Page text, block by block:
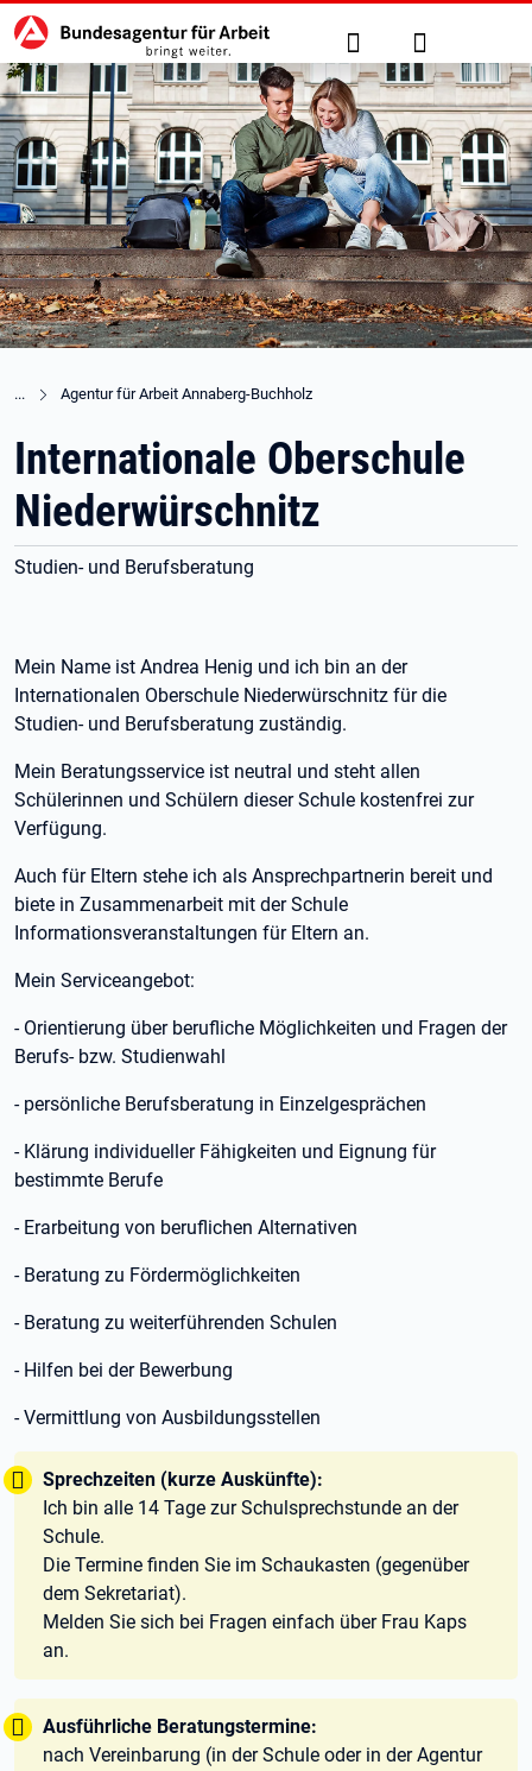
zu den Hauptinhalten springen
Hauptnavigation Suche Anmelden
Agentur für Arbeit Annaberg-Buchholz
Internationale Oberschule
Niederwürschnitz
Studien- und Berufsberatung
Mein Name ist Andrea Henig und ich bin an der
Internationalen Oberschule Niederwürschnitz für die
Studien- und Berufsberatung zuständig.
Mein Beratungsservice ist neutral und steht allen
Schülerinnen und Schülern dieser Schule kostenfrei zur
Verfügung.
Auch für Eltern stehe ich als Ansprechpartnerin bereit und
biete in Zusammenarbeit mit der Schule
Informationsveranstaltungen für Eltern an.
Mein Serviceangebot:
- Orientierung über berufliche Möglichkeiten und Fragen der
Berufs- bzw. Studienwahl
- persönliche Berufsberatung in Einzelgesprächen
- Klärung individueller Fähigkeiten und Eignung für
bestimmte Berufe
- Erarbeitung von beruflichen Alternativen
- Beratung zu Fördermöglichkeiten
- Beratung zu weiterführenden Schulen
- Hilfen bei der Bewerbung
- Vermittlung von Ausbildungsstellen
Tipp:
Sprechzeiten (kurze Auskünfte):
Ich bin alle 14 Tage zur Schulsprechstunde an der
Schule.
Die Termine finden Sie im Schaukasten (gegenüber
dem Sekretariat).
Melden Sie sich bei Fragen einfach über Frau Kaps
an.
Tipp:
Ausführliche Beratungstermine:
nach Vereinbarung (in der Schule oder in der Agentur